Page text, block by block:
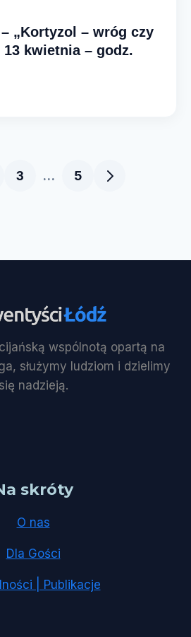
„Kortyzol – wróg czy
kwietnia – godz.
3 … 5
wspólnotą opartą na
służymy ludziom i dzielimy
się nadzieją.
skróty
O nas
Dla Gości
| Publikacje